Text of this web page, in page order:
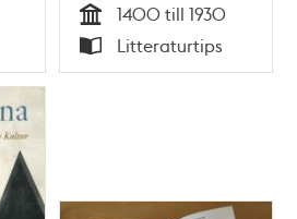
Tid
1400 till 1930
Typ
Litteraturtips